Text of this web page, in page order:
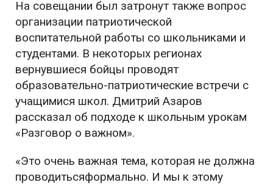
На совещании был затронут также вопрос
организации патриотической
воспитательной работы со школьниками и
студентами. В некоторых регионах
вернувшиеся бойцы проводят
образовательно-патриотические встречи с
учащимися школ. Дмитрий Азаров
рассказал об подходе к школьным урокам
«Разговор о важном».
«Это очень важная тема, которая не должна
проводитьсяформально. И мы к этому